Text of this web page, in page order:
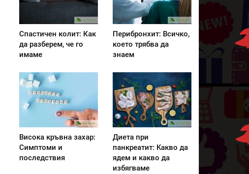
Спастичен колит: Как
да разберем, че го
имаме
Перибронхит: Всичко,
което трябва да
знаем
Висока кръвна захар:
Симптоми и
последствия
Диета при
панкреатит: Kакво да
ядем и какво да
избягваме